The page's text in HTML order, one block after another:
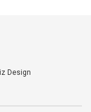
Design